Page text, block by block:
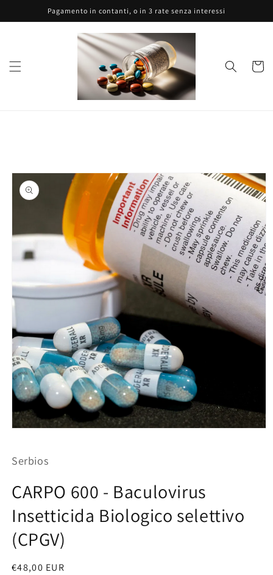
direttamente
ai contenuti
Pagamento in contanti, o in 3 rate senza interessi
Carrello
Passa alle
informazioni
sul prodotto
1
modale
Serbios
CARPO 600 - Baculovirus
Insetticida Biologico selettivo
(CPGV)
Prezzo
€48,00 EUR